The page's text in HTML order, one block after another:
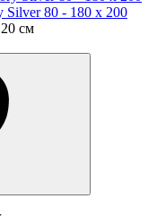
Silver 80 - 180 х 200
см